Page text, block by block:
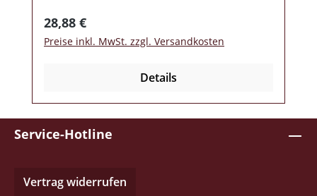
Regulärer Preis:
28,88 €
Preise inkl. MwSt. zzgl. Versandkosten
Details
Service-Hotline
Vertrag widerrufen